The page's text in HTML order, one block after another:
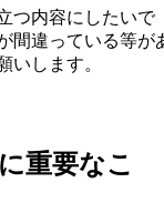
つ内容にしたいで
間違っている等が
いします。
重要なこ